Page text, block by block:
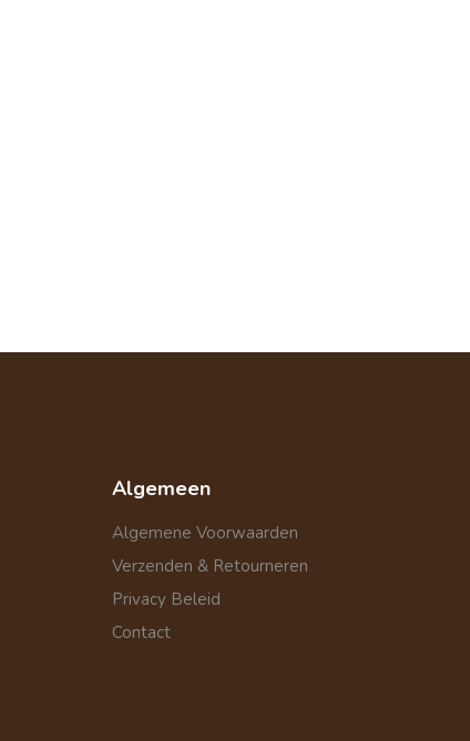
Algemeen
Algemene Voorwaarden
Verzenden & Retourneren
Privacy Beleid
Contact